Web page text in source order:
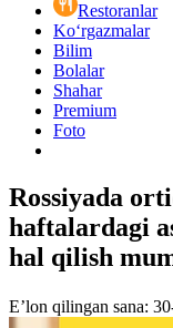
Restoranlar
Ko‘rgazmalar
Bilim
Bolalar
Shahar
Premium
Foto
Rossiyada
haftalardagi
hal qilish
E’lon qilingan sana: